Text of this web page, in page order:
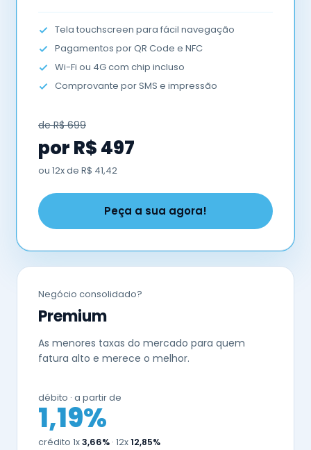
Tela touchscreen para fácil navegação
Pagamentos por QR Code e NFC
Wi-Fi ou 4G com chip incluso
Comprovante por SMS e impressão
de R$ 699
por R$ 497
ou 12x de R$ 41,42
Peça a sua agora!
Negócio consolidado?
Premium
As menores taxas do mercado para quem
fatura alto e merece o melhor.
débito · a partir de
1,19%
crédito 1x3,66% · 12x12,85%